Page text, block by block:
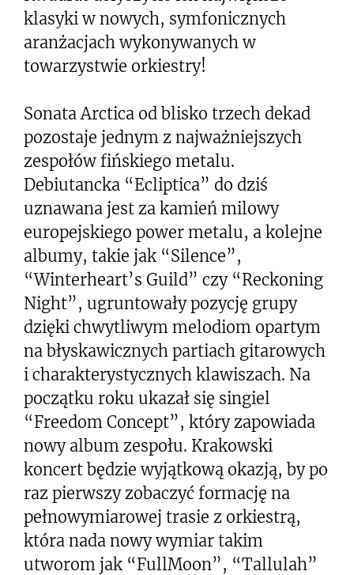
klasyki w nowych, symfonicznych
aranżacjach wykonywanych w
towarzystwie orkiestry!
Sonata Arctica od blisko trzech dekad
pozostaje jednym z najważniejszych
zespołów fińskiego metalu.
Debiutancka “Ecliptica” do dziś
uznawana jest za kamień milowy
europejskiego power metalu, a kolejne
albumy, takie jak “Silence”,
“Winterheart’s Guild” czy “Reckoning
Night”, ugruntowały pozycję grupy
dzięki chwytliwym melodiom opartym
na błyskawicznych partiach gitarowych
i charakterystycznych klawiszach. Na
początku roku ukazał się singiel
“Freedom Concept”, który zapowiada
nowy album zespołu. Krakowski
koncert będzie wyjątkową okazją, by po
raz pierwszy zobaczyć formację na
pełnowymiarowej trasie z orkiestrą,
która nada nowy wymiar takim
utworom jak “FullMoon”, “Tallulah”